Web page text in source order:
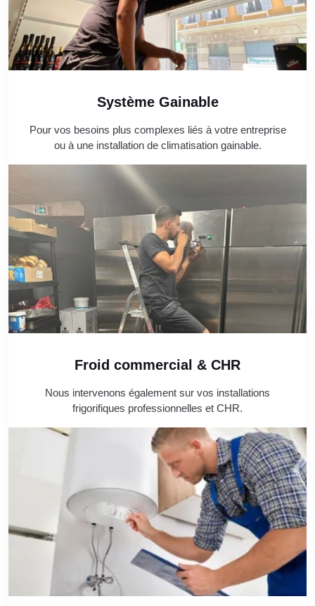
Système Gainable
Pour vos besoins plus complexes liés à votre entreprise
ou à une installation de climatisation gainable.
Froid commercial & CHR
Nous intervenons également sur vos installations
frigorifiques professionnelles et CHR.